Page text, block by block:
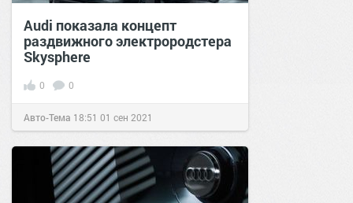
Audi показала концепт
раздвижного электрородстера
Skysphere
0 0
Авто-Тема 18:51 01 сен 2021